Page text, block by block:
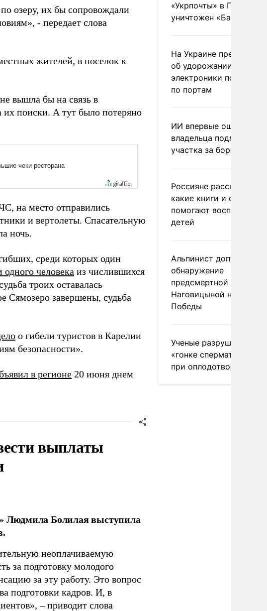
озеру, их бы сопровождали
- передает слова
жителей, в поселок к
вышла бы на связь в
их поиски. А тут было потеряно
на место отправились
и вертолеты. Спасательную
ночь.
среди которых один
человека из числившихся
троих оставалась
Сямозеро завершены, судьба
о гибели туристов в Карелии
безопасности».
в регионе 20 июня днем
выплаты
Людмила Болилая выступила
неоплачиваемую
за подготовку молодого
за эту работу. Это вопрос
подготовки кадров. И, в
– приводит слова
«Укрпочты» в
уничтожен
На Украине
об удорожании
электроники после
по портам
ИИ впервые
владельца
участка за борщевик
Россияне рассказали,
какие книги и фильмы
помогают воспитывать
детей
Альпинист допустил
обнаружение
предсмертной записки
Наговицыной на пике
Победы
Ученые разрушили миф
«гонке
при оплодотворении